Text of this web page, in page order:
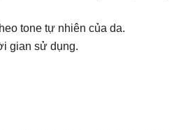
tone tự nhiên của da.
gian sử dụng.